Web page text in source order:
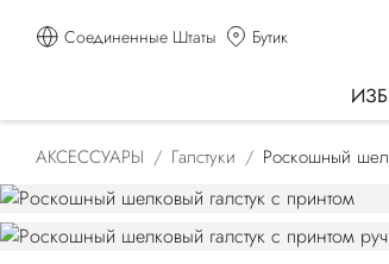
Соединенные Штаты Бутик
АКСЕССУАРЫ Галстуки Роскошный